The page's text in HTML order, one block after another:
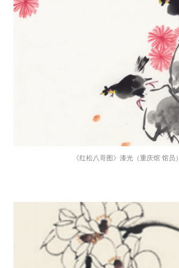
《红松八哥图》漆光（重庆馆 馆员）